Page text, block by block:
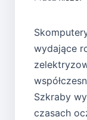
wydające
Szkraby
czasach